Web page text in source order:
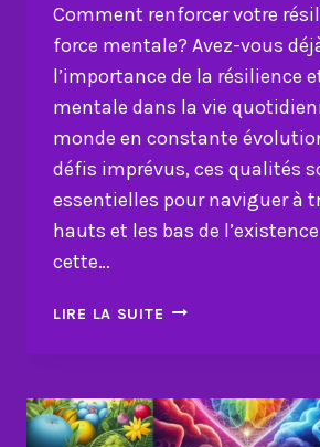
Comment renforcer votre
force mentale? Avez-vous
l’importance de la résilience
mentale dans la vie
monde en constante
défis imprévus, ces qualités
essentielles pour naviguer à
hauts et les bas de
cette…
LIRE LA SUITE COMMENT
ET
VOTRE